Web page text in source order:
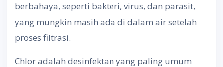
berbahaya, seperti bakteri, virus, dan parasit,
yang mungkin masih ada di dalam air setelah
proses filtrasi.
Chlor adalah desinfektan yang paling umum